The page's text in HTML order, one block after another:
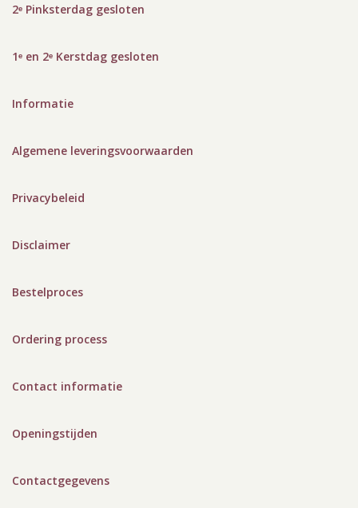
2ᵉ Pinksterdag gesloten
1ᵉ en 2ᵉ Kerstdag gesloten
Informatie
Algemene leveringsvoorwaarden
Privacybeleid
Disclaimer
Bestelproces
Ordering process
Contact informatie
Openingstijden
Contactgegevens